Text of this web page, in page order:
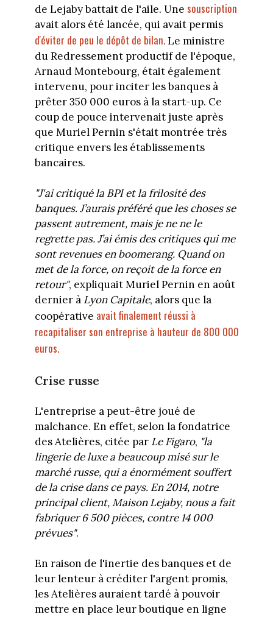
de Lejaby battait de l'aile. Une souscription
avait alors été lancée, qui avait permis
d'éviter de peu le dépôt de bilan.Le ministre
du Redressement productif de l'époque,
Arnaud Montebourg, était également
intervenu, pour inciter les banques à
prêter 350 000 euros à la start-up. Ce
coup de pouce intervenait juste après
que Muriel Pernin s'était montrée très
critique envers les établissements
bancaires.
"J'ai critiqué la BPI et la frilosité des
banques. J’aurais préféré que les choses se
passent autrement, mais je ne ne le
regrette pas. J’ai émis des critiques qui me
sont revenues en boomerang. Quand on
met de la force, on reçoit de la force en
retour", expliquait Muriel Pernin en août
dernier à Lyon Capitale, alors que la
coopérative avait finalement réussi à
recapitaliser son entreprise à hauteur de 800 000
euros.
Crise russe
L'entreprise a peut-être joué de
malchance. En effet, selon la fondatrice
des Atelières, citée par Le Figaro, "la
lingerie de luxe a beaucoup misé sur le
marché russe, qui a énormément souffert
de la crise dans ce pays. En 2014, notre
principal client, Maison Lejaby, nous a fait
fabriquer 6 500 pièces, contre 14 000
prévues".
En raison de l'inertie des banques et de
leur lenteur à créditer l'argent promis,
les Atelières auraient tardé à pouvoir
mettre en place leur boutique en ligne